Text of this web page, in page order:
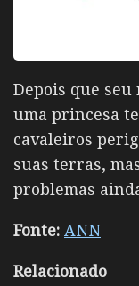
Depois que
uma princesa
cavaleiros
suas terras,
problemas
Fonte: ANN
Relacionado